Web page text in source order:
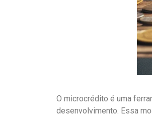
O microcrédito é uma
desenvolvimento. Essa